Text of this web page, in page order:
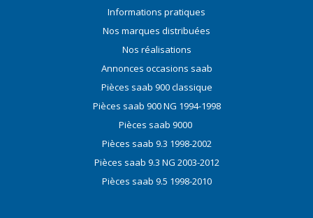
Informations pratiques
Nos marques distribuées
Nos réalisations
Annonces occasions saab
Pièces saab 900 classique
Pièces saab 900 NG 1994-1998
Pièces saab 9000
Pièces saab 9.3 1998-2002
Pièces saab 9.3 NG 2003-2012
Pièces saab 9.5 1998-2010